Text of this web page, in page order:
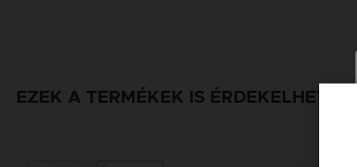
EZEK A TERMÉKEK IS ÉRDEKELHETNEK